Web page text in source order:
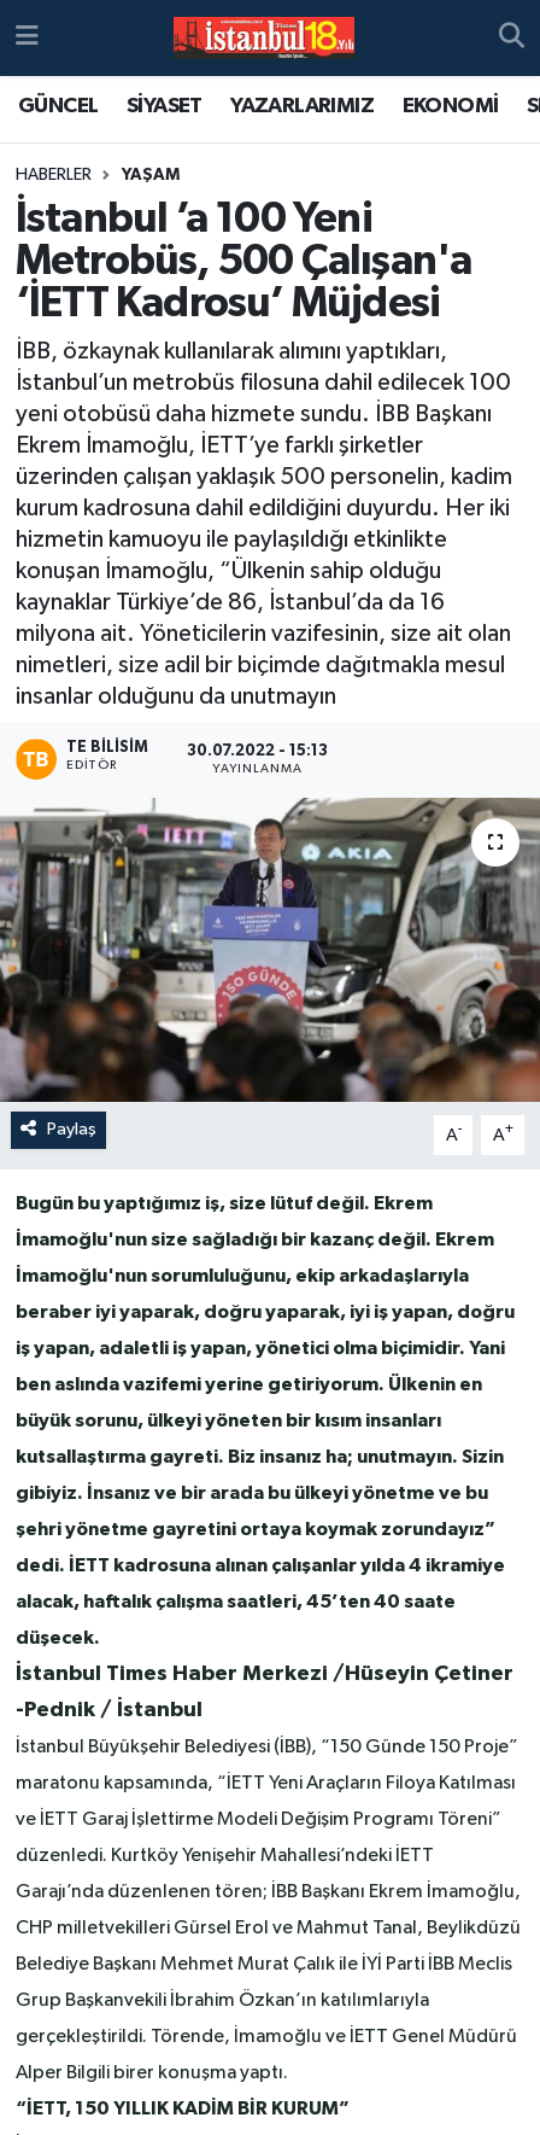
GÜNCEL SİYASET YAZARLARIMIZ EKONOMİ
HABERLER YAŞAM
İstanbul ’a 100 Yeni
Metrobüs, 500 Çalışan'a
‘İETT Kadrosu’ Müjdesi
İBB, özkaynak kullanılarak alımını yaptıkları,
İstanbul’un metrobüs filosuna dahil edilecek 100
yeni otobüsü daha hizmete sundu. İBB Başkanı
Ekrem İmamoğlu, İETT’ye farklı şirketler
üzerinden çalışan yaklaşık 500 personelin, kadim
kurum kadrosuna dahil edildiğini duyurdu. Her iki
hizmetin kamuoyu ile paylaşıldığı etkinlikte
konuşan İmamoğlu, “Ülkenin sahip olduğu
kaynaklar Türkiye’de 86, İstanbul’da da 16
milyona ait. Yöneticilerin vazifesinin, size ait olan
nimetleri, size adil bir biçimde dağıtmakla mesul
insanlar olduğunu da unutmayın
TE BILISIM
EDITÖR
30.07.2022 - 15:13
YAYINLANMA
Paylaş A- A+
Bugün bu yaptığımız iş, size lütuf değil. Ekrem
İmamoğlu'nun size sağladığı bir kazanç değil. Ekrem
İmamoğlu'nun sorumluluğunu, ekip arkadaşlarıyla
beraber iyi yaparak, doğru yaparak, iyi iş yapan, doğru
iş yapan, adaletli iş yapan, yönetici olma biçimidir. Yani
ben aslında vazifemi yerine getiriyorum. Ülkenin en
büyük sorunu, ülkeyi yöneten bir kısım insanları
kutsallaştırma gayreti. Biz insanız ha; unutmayın. Sizin
gibiyiz. İnsanız ve bir arada bu ülkeyi yönetme ve bu
şehri yönetme gayretini ortaya koymak zorundayız”
dedi. İETT kadrosuna alınan çalışanlar yılda 4 ikramiye
alacak, haftalık çalışma saatleri, 45’ten 40 saate
düşecek.
İstanbul Times Haber Merkezi /Hüseyin Çetiner
-Pednik / İstanbul
İstanbul Büyükşehir Belediyesi (İBB), “150 Günde 150 Proje”
maratonu kapsamında, “İETT Yeni Araçların Filoya Katılması
ve İETT Garaj İşlettirme Modeli Değişim Programı Töreni”
düzenledi. Kurtköy Yenişehir Mahallesi’ndeki İETT
Garajı’nda düzenlenen tören; İBB Başkanı Ekrem İmamoğlu,
CHP milletvekilleri Gürsel Erol ve Mahmut Tanal, Beylikdüzü
Belediye Başkanı Mehmet Murat Çalık ile İYİ Parti İBB Meclis
Grup Başkanvekili İbrahim Özkan’ın katılımlarıyla
gerçekleştirildi. Törende, İmamoğlu ve İETT Genel Müdürü
Alper Bilgili birer konuşma yaptı.
“İETT, 150 YILLIK KADİM BİR KURUM”